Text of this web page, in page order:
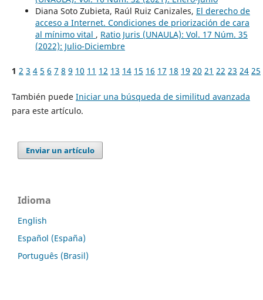
Diana Soto Zubieta, Raúl Ruiz Canizales, El derecho de
acceso a Internet. Condiciones de priorización de cara
al mínimo vital , Ratio Juris (UNAULA): Vol. 17 Núm. 35
(2022): Julio-Diciembre
1 2 3 4 5 6 7 8 9 10 11 12 13 14 15 16 17 18 19 20 21 22 23 24 25
También puede Iniciar una búsqueda de similitud avanzada
para este artículo.
Enviar un artículo
Idioma
English
Español (España)
Português (Brasil)